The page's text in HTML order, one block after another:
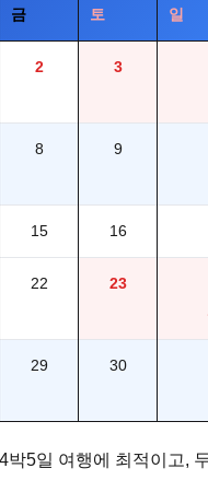
금 토 일
2 3
8 9
15 16
22 23
29 30
5일 여행에 최적이고,